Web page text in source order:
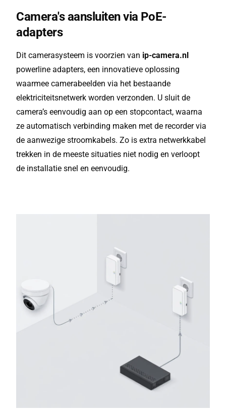
Camera's aansluiten via PoE-
adapters
Dit camerasysteem is voorzien van ip-camera.nl
powerline adapters, een innovatieve oplossing
waarmee camerabeelden via het bestaande
elektriciteitsnetwerk worden verzonden. U sluit de
camera’s eenvoudig aan op een stopcontact, waarna
ze automatisch verbinding maken met de recorder via
de aanwezige stroomkabels. Zo is extra netwerkkabel
trekken in de meeste situaties niet nodig en verloopt
de installatie snel en eenvoudig.